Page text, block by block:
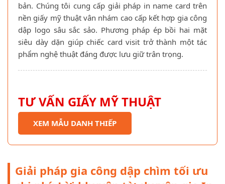
bản. Chúng tôi cung cấp giải pháp in name card trên
nền giấy mỹ thuật vân nhám cao cấp kết hợp gia công
dập logo sâu sắc sảo. Phương pháp ép bồi hai mặt
siêu dày dặn giúp chiếc card visit trở thành một tác
phẩm nghệ thuật đáng được lưu giữ trân trọng.
TƯ VẤN GIẤY MỸ THUẬT
XEM MẪU DANH THIẾP
Giải pháp gia công dập chìm tối ưu